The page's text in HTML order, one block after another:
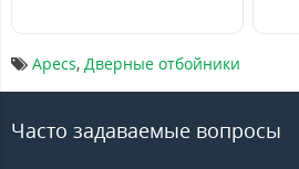
Apecs, Дверные отбойники
Часто задаваемые вопросы